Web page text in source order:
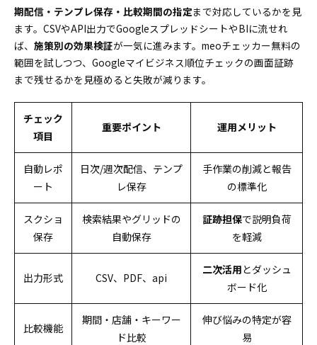
期配信・テンプレ保存・比較期間の指定まで対応しているかを見
ます。CSVやAPI出力でGoogleスプレッドシートやBIに流せれ
ば、 施策別の効果検証が一気に進みます。meoチェッカー無料の
範囲を試しつつ、Googleマイビジネス順位チェックの画面証跡
まで残せるかを見極めると失敗が減ります。
チェック
項目
重要ポイント 運用メリット
自動レポ
ート
日次/週次配信、テンプ
レ保存
手作業の削減と報告
の標準化
スクショ
保存
検索結果やグリッドの
自動保存
証跡担保で説明負荷
を軽減
出力形式 CSV、PDF、api
二次活用とダッシュ
ボード化
比較機能
期間・店舗・キーワー
ド比較
伸び悩みの特定が容
易